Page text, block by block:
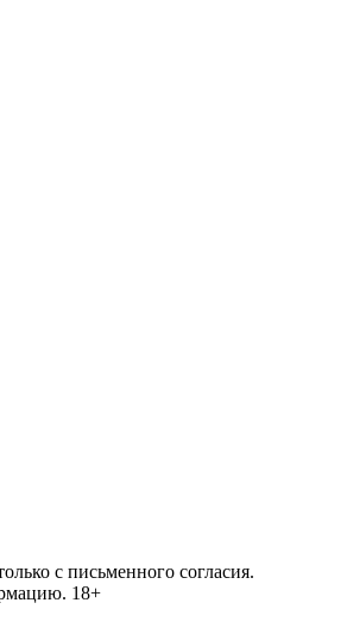
с письменного согласия.
18+